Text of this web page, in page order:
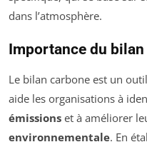
dans l’atmosphère.
Importance du
Le bilan carbone est un
aide les organisations à
émissions et à améliorer
environnementale. En